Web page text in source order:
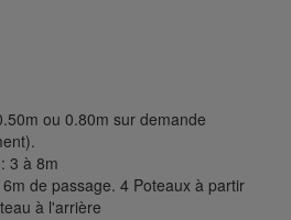
ou 0.80m sur demande
3 à 8m
de passage. 4 Poteaux à partir
à l'arrière